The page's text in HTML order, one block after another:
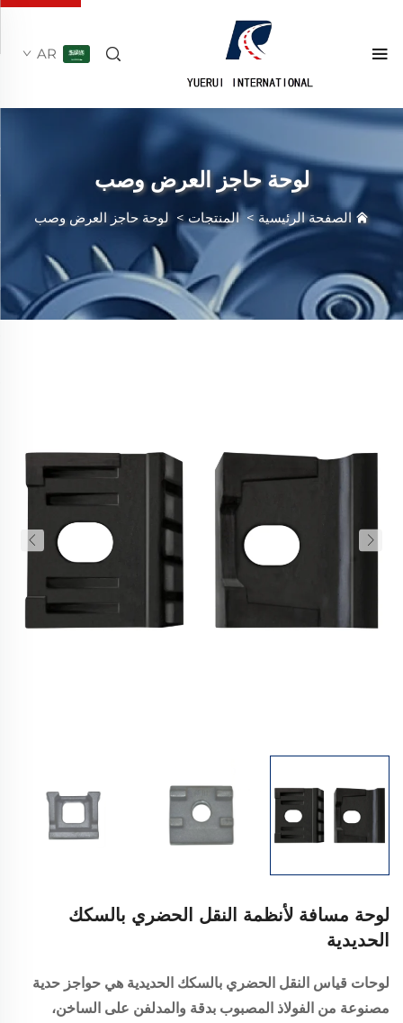
AR
لوحة حاجز العرض وصب
الصفحة الرئيسية >المنتجات> لوحة حاجز العرض وصب
لوحة مسافة لأنظمة النقل الحضري بالسكك
الحديدية
لوحات قياس النقل الحضري بالسكك الحديدية هي حواجز حدية
مصنوعة من الفولاذ المصبوب بدقة والمدلفن على الساخن،